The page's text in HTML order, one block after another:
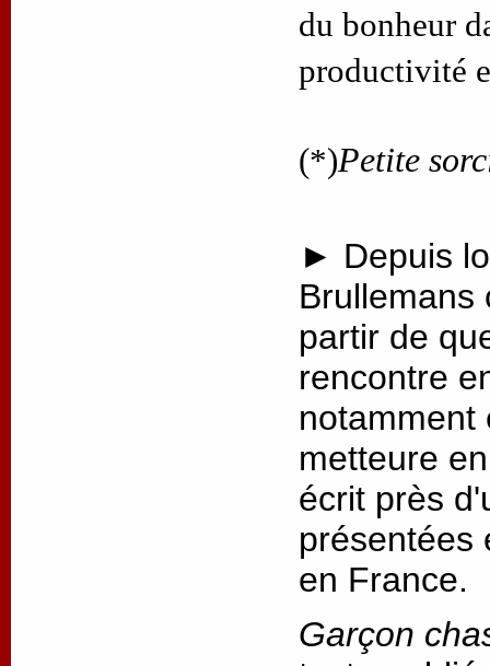
du bonheur
productivité
(*)Petite
► Depuis
Brullemans
partir de
rencontre
notamment
metteure
écrit près
présentées
en France.
Garçon